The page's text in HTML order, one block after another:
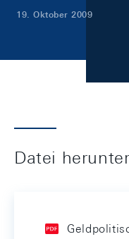
19. Oktober 2009
Datei